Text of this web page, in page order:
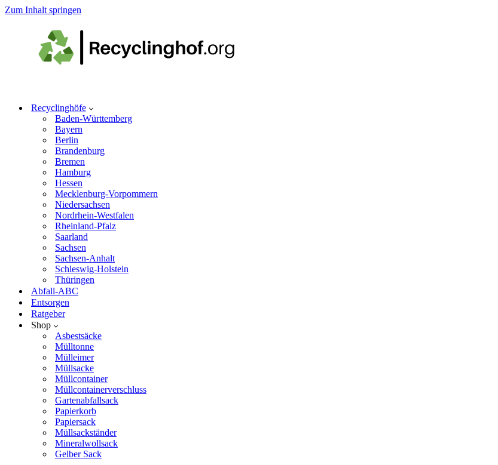
Zum Inhalt springen
Recyclinghöfe
Baden-Württemberg
Bayern
Berlin
Brandenburg
Bremen
Hamburg
Hessen
Mecklenburg-Vorpommern
Niedersachsen
Nordrhein-Westfalen
Rheinland-Pfalz
Saarland
Sachsen
Sachsen-Anhalt
Schleswig-Holstein
Thüringen
Abfall-ABC
Entsorgen
Ratgeber
Shop
Asbestsäcke
Mülltonne
Mülleimer
Müllsacke
Müllcontainer
Müllcontainerverschluss
Gartenabfallsack
Papierkorb
Papiersack
Müllsackständer
Mineralwollsack
Gelber Sack